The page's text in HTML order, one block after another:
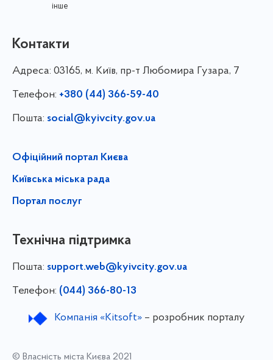
інше
Контакти
Адреса: 03165, м. Київ, пр-т Любомира Гузара, 7
Телефон: +380 (44) 366-59-40
Пошта: social@kyivcity.gov.ua
Офіційний портал Києва
Київська міська рада
Портал послуг
Технічна підтримка
Пошта: support.web@kyivcity.gov.ua
Телефон: (044) 366-80-13
Компанія «Kitsoft»– розробник порталу
© Власність міста Києва 2021